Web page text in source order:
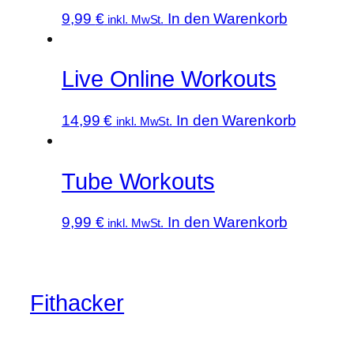
9,99 € inkl. MwSt. In den Warenkorb
Live Online Workouts
14,99€ inkl. MwSt. In den Warenkorb
Tube Workouts
9,99 € inkl. MwSt. In den Warenkorb
Fithacker